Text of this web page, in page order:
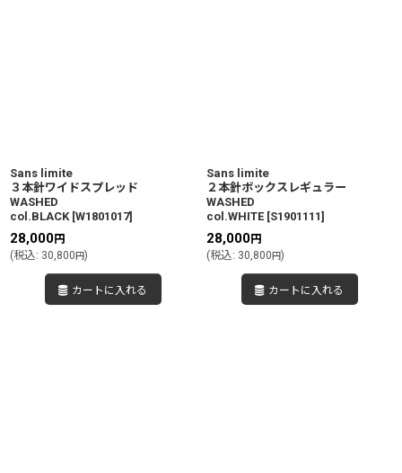
Sans limite
３本針ワイドスプレッド
WASHED
col.BLACK [W1801017]
28,000円
(税込: 30,800円)
カートに入れる
Sans limite
２本針ボックスレギュラー
WASHED
col.WHITE [S1901111]
28,000円
(税込: 30,800円)
カートに入れる